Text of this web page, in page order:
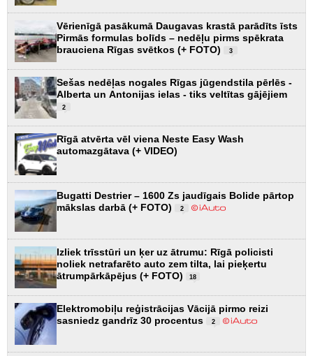
Vērienīgā pasākumā Daugavas krastā parādīts īsts
Pirmās formulas bolīds – nedēļu pirms spēkrata
brauciena Rīgas svētkos (+ FOTO)
3
Sešas nedēļas nogales Rīgas jūgendstila pērlēs -
Alberta un Antonijas ielas - tiks veltītas gājējiem
2
Rīgā atvērta vēl viena Neste Easy Wash
automazgātava (+ VIDEO)
Bugatti Destrier – 1600 Zs jaudīgais Bolide pārtop
mākslas darbā (+ FOTO)
2
Izliek trīsstūri un ķer uz ātrumu: Rīgā policisti
noliek netrafarēto auto zem tilta, lai pieķertu
ātrumpārkāpējus (+ FOTO)
18
Elektromobiļu reģistrācijas Vācijā pirmo reizi
sasniedz gandrīz 30 procentus
2